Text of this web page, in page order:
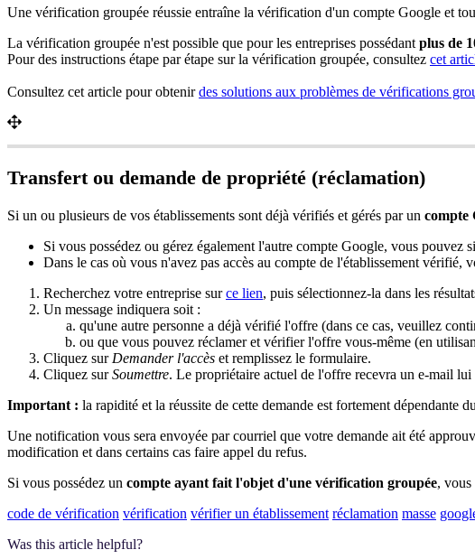
Une vérification groupée réussie entraîne la vérification d'un compte Google et
La vérification groupée n'est possible que pour les entreprises possédant plus de
Pour des instructions étape par étape sur la vérification groupée, consultez cet
Consultez cet article pour obtenirdes solutions aux problèmes de vérifications
Transfert ou demande de propriété (réclamation)
Si un ou plusieurs de vos établissements sont déjà vérifiés et gérés par un compte
Si vous possédez ou gérez également l'autre compte Google, vous pouvez
Dans le cas où vous n'avez pas accès au compte de l'établissement vérifié,
Recherchez votre entreprise surce lien, puis sélectionnez-la dans les
Un message indiquera soit :
qu'une autre personne a déjà vérifié l'offre (dans ce cas, veuillez
ou que vous pouvez réclamer et vérifier l'offre vous-même (en
Cliquez surDemander l'accès et remplissez le formulaire.
Cliquez surSoumettre. Le propriétaire actuel de l'offre recevra un e-mail
Important : la rapidité et la réussite de cette demande est fortement
Une notification vous sera envoyée par courriel que votre demande ait été
modification et dans certains cas faire appel du refus.
Si vous possédez un compte ayant fait l'objet d'une vérification groupée, vous
code de vérification vérification vérifier un établissement réclamation masse
Was this article helpful?